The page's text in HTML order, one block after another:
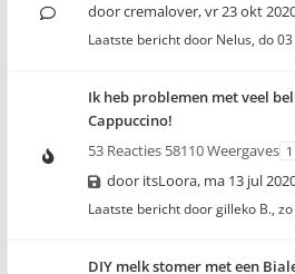
doorcremalover,vr 23 okt
Laatste bericht door Nelus, do
Ik heb problemen met veel
Cappuccino!
53 Reacties 58110 Weergaves 1
door itsLoora, ma 13 jul
Laatste bericht doorgilleko B.,
DIY melk stomer met een